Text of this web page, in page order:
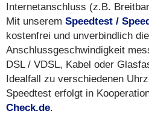
Internetanschluss (z.B.
Mit unserem Speedtest /
kostenfrei und unverbindlich
Anschlussgeschwindigkeit
DSL / VDSL, Kabel oder
Idealfall zu verschiedenen
Speedtest erfolgt in
Check.de.